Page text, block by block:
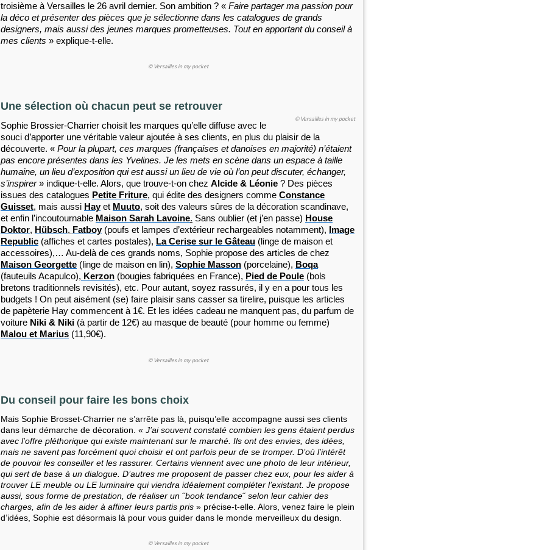
troisième à Versailles le 26 avril dernier. Son ambition ? « Faire partager ma passion pour
la déco et présenter des pièces que je sélectionne dans les catalogues de grands
designers, mais aussi des jeunes marques prometteuses. Tout en apportant du conseil à
mes clients » explique-t-elle.
© Versailles in my pocket
© Versailles in my pocket
Une sélection où chacun peut se retrouver
Sophie Brossier-Charrier choisit les marques qu’elle diffuse avec le
souci d’apporter une véritable valeur ajoutée à ses clients, en plus du plaisir de la
découverte. « Pour la plupart, ces marques (françaises et danoises en majorité) n’étaient
pas encore présentes dans les Yvelines. Je les mets en scène dans un espace à taille
humaine, un lieu d’exposition qui est aussi un lieu de vie où l’on peut discuter, échanger,
s’inspirer» indique-t-elle. Alors, que trouve-t-on chez Alcide & Léonie ? Des pièces
issues des catalogues Petite Friture, qui édite des designers comme Constance
Guisset, mais aussi Hayet Muuto, soit des valeurs sûres de la décoration scandinave,
et enfin l’incoutournable Maison Sarah Lavoine. Sans oublier (et j’en passe) House
Doktor, Hübsch, Fatboy(poufs et lampes d’extérieur rechargeables notamment),
Image
Republic (affiches et cartes postales), La Cerise sur le Gâteau (linge de maison et
accessoires),… Au-delà de ces grands noms, Sophie propose des articles de chez
Maison Georgette (linge de maison en lin), Sophie Masson (porcelaine), Boqa
(fauteuils Acapulco), Kerzon (bougies fabriquées en France), Pied de Poule (bols
bretons traditionnels revisités), etc. Pour autant, soyez rassurés, il y en a pour tous les
budgets ! On peut aisément (se) faire plaisir sans casser sa tirelire, puisque les articles
de papèterie Hay commencent à 1€. Et les idées cadeau ne manquent pas, du parfum de
voiture Niki & Niki (à partir de 12€) au masque de beauté (pour homme ou femme)
Malou et Marius (11,90€).
© Versailles in my pocket
Du conseil pour faire les bons choix
Mais Sophie Brosset-Charrier ne s’arrête pas là, puisqu’elle accompagne aussi ses clients
dans leur démarche de décoration. « J’ai souvent constaté combien les gens étaient perdus
avec l’offre pléthorique qui existe maintenant sur le marché. Ils ont des envies, des idées,
mais ne savent pas forcément quoi choisir et ont parfois peur de se tromper. D’où l’intérêt
de pouvoir les conseiller et les rassurer. Certains viennent avec une photo de leur intérieur,
qui sert de base à un dialogue. D’autres me proposent de passer chez eux, pour les aider à
trouver LE meuble ou LE luminaire qui viendra idéalement compléter l’existant. Je propose
aussi, sous forme de prestation, de réaliser un ˝book tendance˝ selon leur cahier des
charges, afin de les aider à affiner leurs partis pris » précise-t-elle. Alors, venez faire le plein
d’idées, Sophie est désormais là pour vous guider dans le monde merveilleux du design.
© Versailles in my pocket